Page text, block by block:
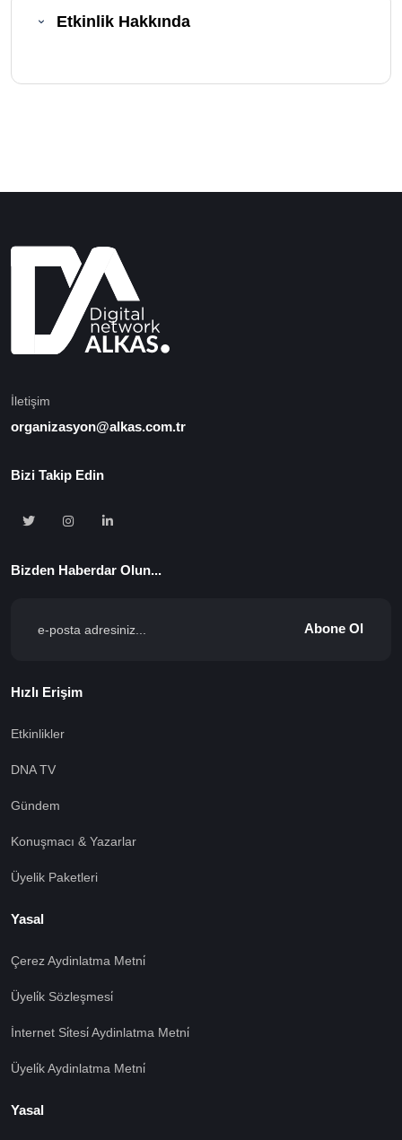
Etkinlik Hakkında
İletişim
organizasyon@alkas.com.tr
Bizi Takip Edin
Bizden Haberdar Olun...
Abone Ol
Hızlı Erişim
Etkinlikler
DNA TV
Gündem
Konuşmacı & Yazarlar
Üyelik Paketleri
Yasal
Çerez Aydinlatma Metni̇
Üyeli̇k Sözleşmesi̇
İnternet Si̇tesi̇ Aydinlatma Metni̇
Üyeli̇k Aydinlatma Metni̇
Yasal